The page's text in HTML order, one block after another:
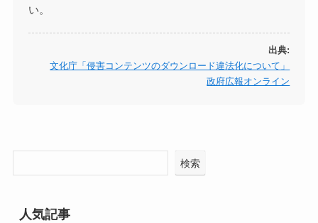
い。
出典:
文化庁「侵害コンテンツのダウンロード違法化について」
政府広報オンライン
検索
人気記事